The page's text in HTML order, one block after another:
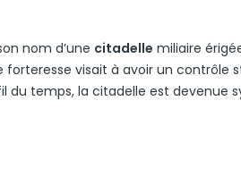
nom d’une citadelle miliaire
forteresse visait à avoir un contrôle
du temps, la citadelle est devenue